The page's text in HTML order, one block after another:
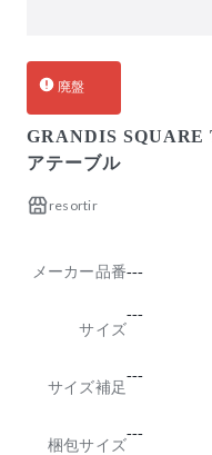
廃盤
GRANDIS SQUARE
アテーブル
resortir
メーカー品番---
サイズ
---
サイズ補足
---
梱包サイズ
---